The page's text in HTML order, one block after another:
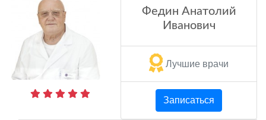
Федин Анатолий
Иванович
Лучшие врачи
Записаться